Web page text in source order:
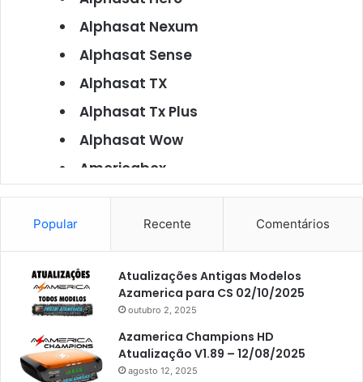
Alphasat Nexum
Alphasat Sense
Alphasat TX
Alphasat Tx Plus
Alphasat Wow
Americabox
Americabox S101
Americabox S105
Americabox S105 Plus
Americabox S205
Americabox S205 Plus
Americabox S305 Plus
Artcom
Popular Recente Comentários
Atualizações Antigas Modelos
Azamerica para CS 02/10/2025
outubro 2, 2025
Azamerica Champions HD
Atualização V1.89 – 12/08/2025
agosto 12, 2025